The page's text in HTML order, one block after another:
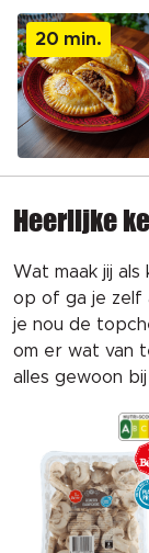
20 min.
Heerlijke
Wat maak jij
op of ga je zelf
je nou de
om er wat van
alles gewoon bij